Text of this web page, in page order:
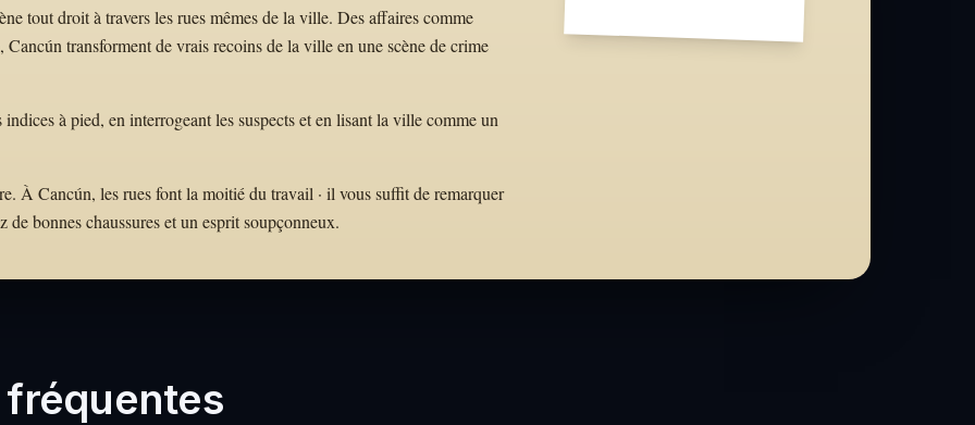
tout droit à travers les rues mêmes de la ville. Des affaires comme
transforment de vrais recoins de la ville en une scène de crime
à pied, en interrogeant les suspects et en lisant la ville comme un
À Cancún, les rues font la moitié du travail · il vous suffit de remarquer
bonnes chaussures et un esprit soupçonneux.